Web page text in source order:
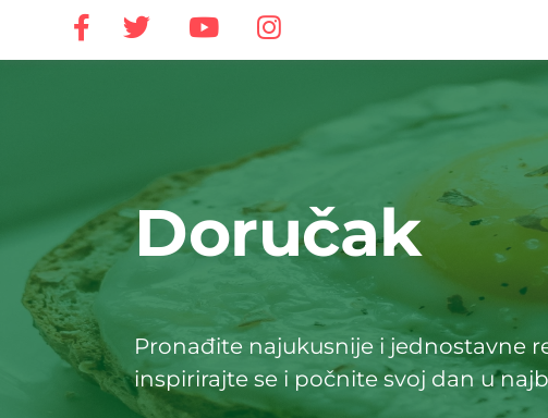
Doručak
Pronađite najukusnije i jednostavne
inspirirajte se i počnite svoj dan u